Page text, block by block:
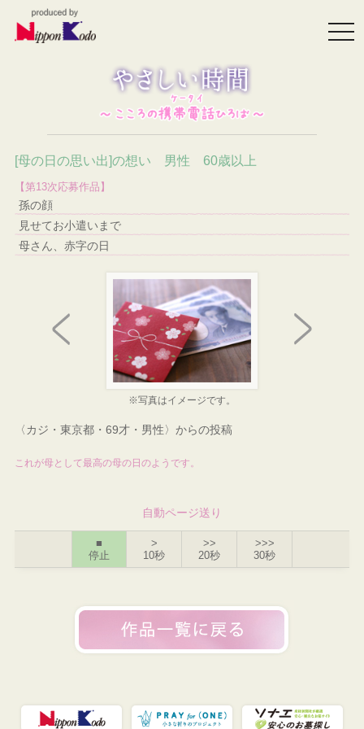
[母の日の思い出]の想い 男性 60歳以上
【第13次応募作品】
孫の顔
見せてお小遣いまで
母さん、赤字の日
※写真はイメージです。
〈カジ・東京都・69才・男性〉からの投稿
これが母として最高の母の日のようです。
自動ページ送り
■
停止
>
10秒
>>
20秒
>>>
30秒